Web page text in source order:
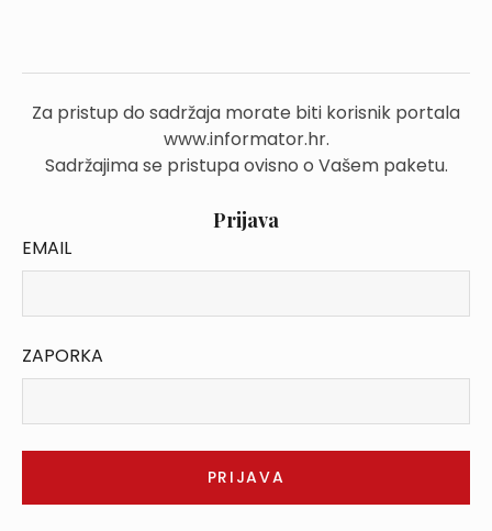
Za pristup do sadržaja morate biti korisnik portala
www.informator.hr.
Sadržajima se pristupa ovisno o Vašem paketu.
Prijava
EMAIL
ZAPORKA